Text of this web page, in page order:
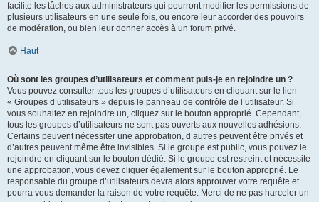
facilite les tâches aux administrateurs qui pourront modifier les permissions de
plusieurs utilisateurs en une seule fois, ou encore leur accorder des pouvoirs
de modération, ou bien leur donner accès à un forum privé.
Haut
Où sont les groupes d’utilisateurs et comment puis-je en rejoindre un ?
Vous pouvez consulter tous les groupes d’utilisateurs en cliquant sur le lien
« Groupes d’utilisateurs » depuis le panneau de contrôle de l’utilisateur. Si
vous souhaitez en rejoindre un, cliquez sur le bouton approprié. Cependant,
tous les groupes d’utilisateurs ne sont pas ouverts aux nouvelles adhésions.
Certains peuvent nécessiter une approbation, d’autres peuvent être privés et
d’autres peuvent même être invisibles. Si le groupe est public, vous pouvez le
rejoindre en cliquant sur le bouton dédié. Si le groupe est restreint et nécessite
une approbation, vous devez cliquer également sur le bouton approprié. Le
responsable du groupe d’utilisateurs devra alors approuver votre requête et
pourra vous demander la raison de votre requête. Merci de ne pas harceler un